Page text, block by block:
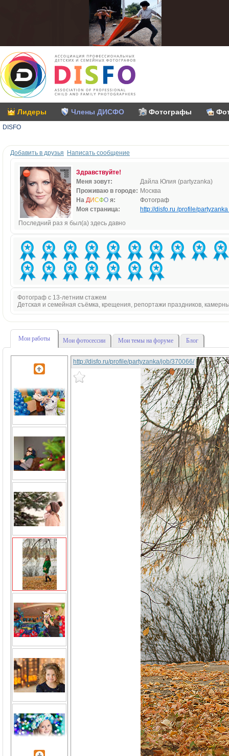
Лидеры Члены ДИСФО Фотографы
DISFO
Добавить в друзья Написать сообщение
Здравствуйте!
Меня зовут:
Дайла Юлия (partyzanka)
Проживаю в городе: Москва
На ДИСФО я:
Фотограф
Моя страница:
http://disfo.ru /profile/partyzanka
Последний раз я был(а) здесь давно
Фотограф с 13-летним стажем
Детская и семейная съёмка, крещения, репортажи праздников,
Мои работы Мои фотосессии Мои темы на форуме Блог
http://disfo.ru/profile/partyzanka/job/370066/